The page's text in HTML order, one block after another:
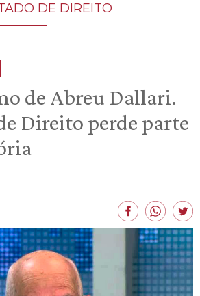
DE DIREITO
de Abreu Dallari.
Direito perde parte